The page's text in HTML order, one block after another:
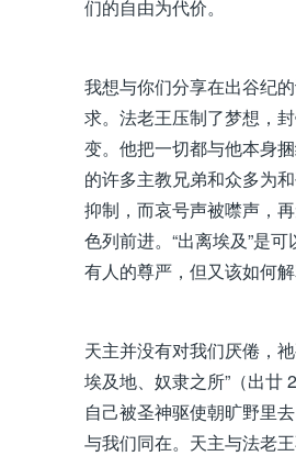
们的自由为代价。
我想与你们分享在出谷纪
求。法老王压制了梦想，
变。他把一切都与他本身
的许多主教兄弟和众多为
抑制，而哀号声被噤声，
色列前进。“出离埃及”是
有人的尊严，但又该如何
天主并没有对我们厌倦，
埃及地、奴隶之所”（出廿
自己被圣神驱使朝旷野里
与我们同在。天主与法老